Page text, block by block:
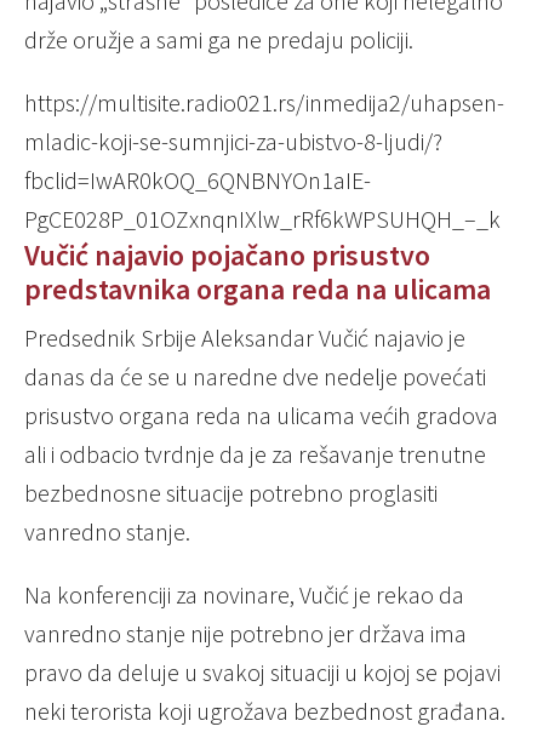
drže oružje a sami ga ne predaju policiji.
https://multisite.radio021.rs/inmedija2/uhapsen-
mladic-koji-se-sumnjici-za-ubistvo-8-ljudi/?
fbclid=IwAR0kOQ_6QNBNYOn1aIE-
PgCE028P_01OZxnqnIXlw_rRf6kWPSUHQH_–_k
Vučić najavio pojačano prisustvo
predstavnika organa reda na ulicama
Predsednik Srbije Aleksandar Vučić najavio je
danas da će se u naredne dve nedelje povećati
prisustvo organa reda na ulicama većih gradova
ali i odbacio tvrdnje da je za rešavanje trenutne
bezbednosne situacije potrebno proglasiti
vanredno stanje.
Na konferenciji za novinare, Vučić je rekao da
vanredno stanje nije potrebno jer država ima
pravo da deluje u svakoj situaciji u kojoj se pojavi
neki terorista koji ugrožava bezbednost građana.